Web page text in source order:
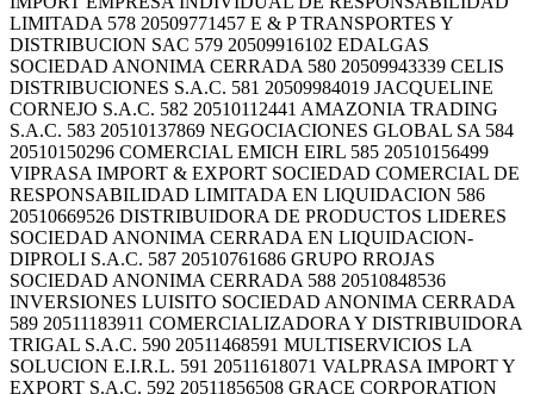
LIMITADA 578 20509771457 E & P TRANSPORTES Y
DISTRIBUCION SAC 579 20509916102 EDALGAS
SOCIEDAD ANONIMA CERRADA 580 20509943339 CELIS
DISTRIBUCIONES S.A.C. 581 20509984019 JACQUELINE
CORNEJO S.A.C. 582 20510112441 AMAZONIA TRADING
S.A.C. 583 20510137869 NEGOCIACIONES GLOBAL SA 584
20510150296 COMERCIAL EMICH EIRL 585 20510156499
VIPRASA IMPORT & EXPORT SOCIEDAD COMERCIAL DE
RESPONSABILIDAD LIMITADA EN LIQUIDACION 586
20510669526 DISTRIBUIDORA DE PRODUCTOS LIDERES
SOCIEDAD ANONIMA CERRADA EN LIQUIDACION-
DIPROLI S.A.C. 587 20510761686 GRUPO RROJAS
SOCIEDAD ANONIMA CERRADA 588 20510848536
INVERSIONES LUISITO SOCIEDAD ANONIMA CERRADA
589 20511183911 COMERCIALIZADORA Y DISTRIBUIDORA
TRIGAL S.A.C. 590 20511468591 MULTISERVICIOS LA
SOLUCION E.I.R.L. 591 20511618071 VALPRASA IMPORT Y
EXPORT S.A.C. 592 20511856508 GRACE CORPORATION